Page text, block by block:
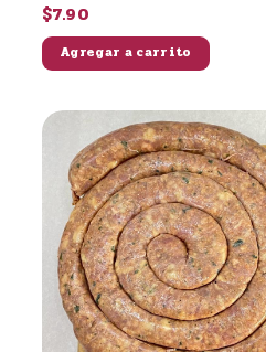
$7.90
Agregar a carrito